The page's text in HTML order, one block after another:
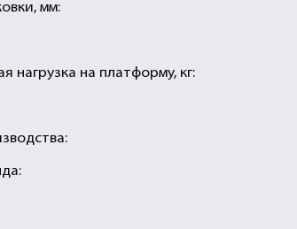
мм:
нагрузка на платформу, кг: